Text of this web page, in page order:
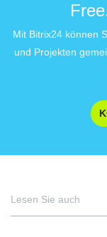
Mit Bitrix24 können
und Projekten
Lesen Sie auch